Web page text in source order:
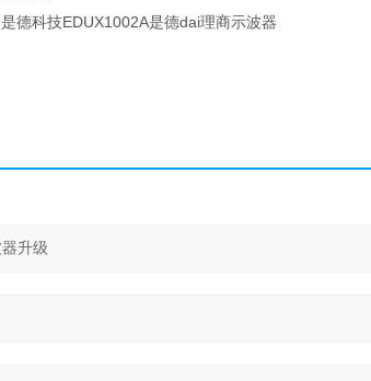
德科技EDUX1002A是德dai理商示波器